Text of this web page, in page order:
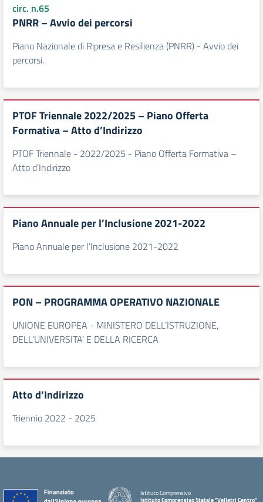
circ. n.65
PNRR – Avvio dei percorsi
Piano Nazionale di Ripresa e Resilienza (PNRR) - Avvio dei
percorsi.
PTOF Triennale 2022/2025 – Piano Offerta
Formativa – Atto d’Indirizzo
PTOF Triennale - 2022/2025 - Piano Offerta Formativa –
Atto d’Indirizzo
Piano Annuale per l’Inclusione 2021-2022
Piano Annuale per l’Inclusione 2021-2022
PON – PROGRAMMA OPERATIVO NAZIONALE
UNIONE EUROPEA - MINISTERO DELL’ISTRUZIONE,
DELL’UNIVERSITA’ E DELLA RICERCA
Atto d’Indirizzo
Triennio 2022 - 2025
Istituto Comprensivo
Istituto Comprensivo Statale "Velletri Centro"